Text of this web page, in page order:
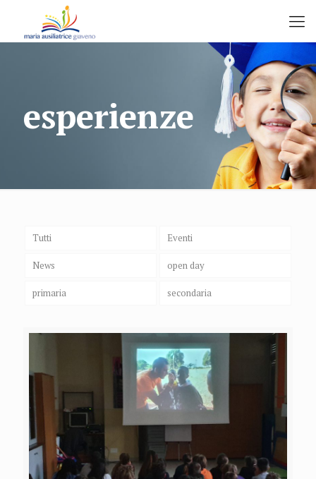
esperienze
Tutti Eventi
News open day
primaria secondaria